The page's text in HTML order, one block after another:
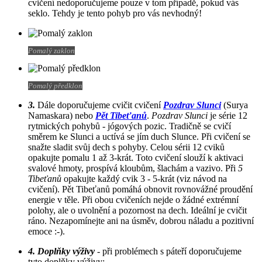
cvičení nedoporučujeme pouze v tom případě, pokud vás
seklo. Tehdy je tento pohyb pro vás nevhodný!
Pomalý zaklon
Pomalý předklon
3. Dále doporučujeme cvičit cvičeníPozdrav Slunci(Surya
Namaskara) nebo Pět Tibeťanů. Pozdrav Slunci je série 12
rytmických pohybů - jógových pozic. Tradičně se cvičí
směrem ke Slunci a uctívá se jím duch Slunce. Při cvičení se
snažte sladit svůj dech s pohyby. Celou sérii 12 cviků
opakujte pomalu 1 až 3-krát. Toto cvičení slouží k aktivaci
svalové hmoty, prospívá kloubům, šlachám a vazivo. Při 5
Tibeťanů opakujte každý cvik 3 - 5-krát (viz návod na
cvičení). Pět Tibeťanů pomáhá obnovit rovnovážné proudění
energie v těle. Při obou cvičeních nejde o žádné extrémní
polohy, ale o uvolnění a pozornost na dech. Ideální je cvičit
ráno. Nezapomínejte ani na úsměv, dobrou náladu a pozitivní
emoce :-).
4. Doplňky výživy - při problémech s páteří doporučujeme